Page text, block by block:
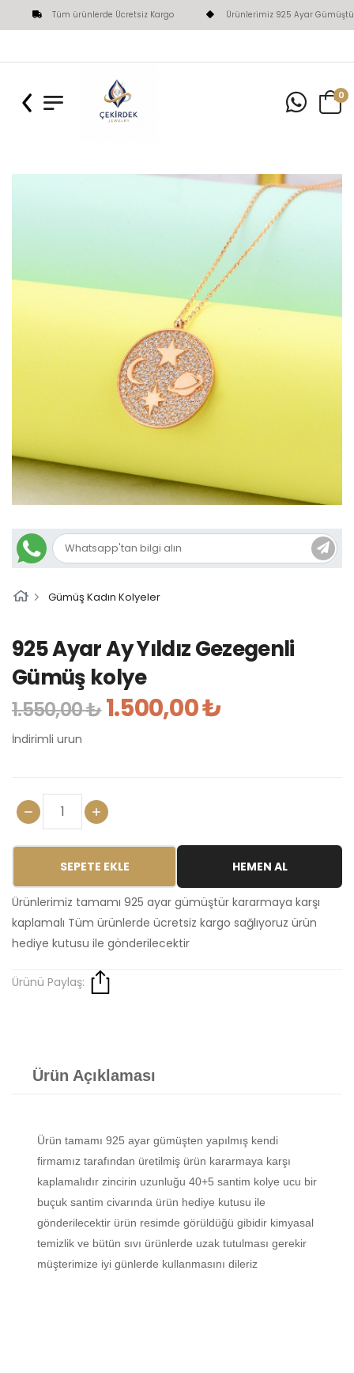
Tüm ürünlerde Ücretsiz Kargo Ürünlerimiz 925 Ayar Gümüştür
0
Gümüş Kadın Kolyeler
925 Ayar Ay Yıldız Gezegenli
Gümüş kolye
1.550,00 ₺1.500,00 ₺
İndirimli urun
SEPETE EKLE HEMEN AL
Ürünlerimiz tamamı 925 ayar gümüştür kararmaya karşı
kaplamalı Tüm ürünlerde ücretsiz kargo sağlıyoruz ürün
hediye kutusu ile gönderilecektir
Ürünü Paylaş:
Ürün Açıklaması
Ürün tamamı 925 ayar gümüşten yapılmış kendi
firmamız tarafından üretilmiş ürün kararmaya karşı
kaplamalıdır zincirin uzunluğu 40+5 santim kolye ucu bir
buçuk santim civarında ürün hediye kutusu ile
gönderilecektir ürün resimde görüldüğü gibidir kimyasal
temizlik ve bütün sıvı ürünlerde uzak tutulması gerekir
müşterimize iyi günlerde kullanmasını dileriz